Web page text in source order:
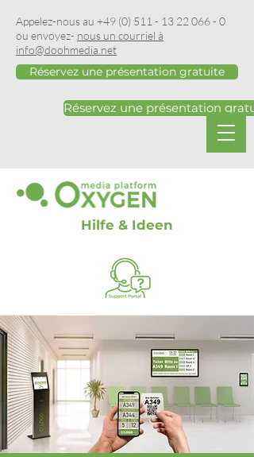
Appelez-nous au +49 (0) 511 - 13 22 066 - 0
ou envoyez- nous un courriel à
info@doohmedia.net
Réservez une présentation gratuite
Réservez une présentation
Hilfe & Ideen